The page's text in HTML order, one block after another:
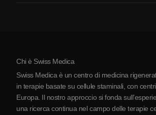
Artrite
La Serbia
Partnership
Chi è Swiss Medica
Swiss Medica è un centro di medicina
in terapie basate su cellule staminali, con
Europa. Il nostro approccio si fonda
una ricerca continua nel campo delle terapie